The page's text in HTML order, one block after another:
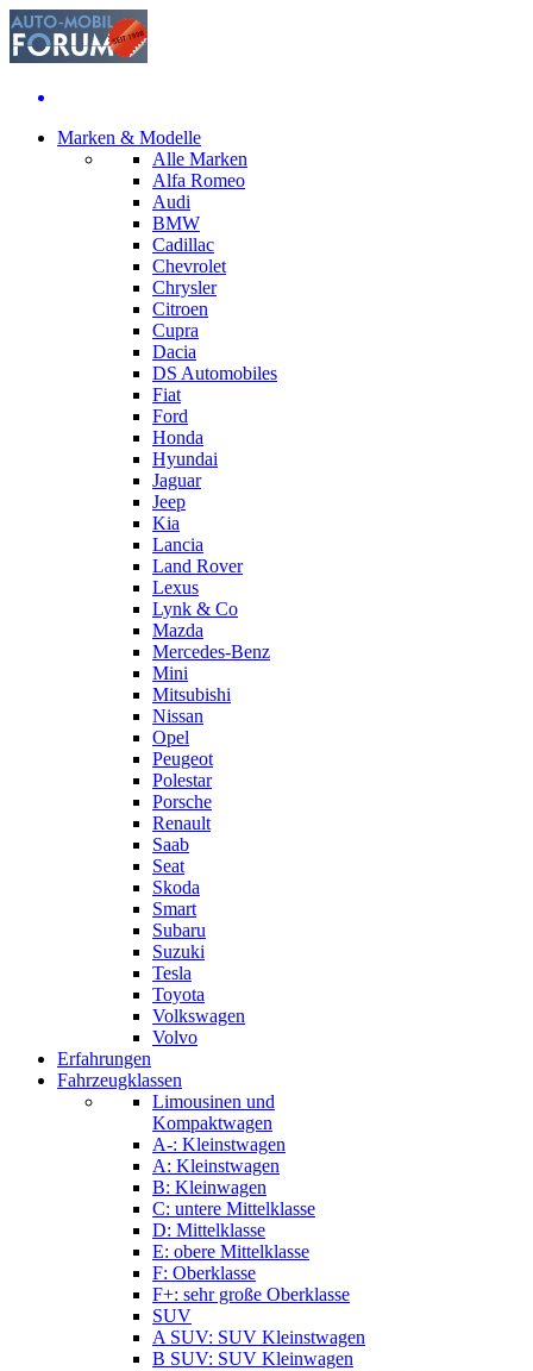
Marken & Modelle
Alle Marken
Alfa Romeo
Audi
BMW
Cadillac
Chevrolet
Chrysler
Citroen
Cupra
Dacia
DS Automobiles
Fiat
Ford
Honda
Hyundai
Jaguar
Jeep
Kia
Lancia
Land Rover
Lexus
Lynk & Co
Mazda
Mercedes-Benz
Mini
Mitsubishi
Nissan
Opel
Peugeot
Polestar
Porsche
Renault
Saab
Seat
Skoda
Smart
Subaru
Suzuki
Tesla
Toyota
Volkswagen
Volvo
Erfahrungen
Fahrzeugklassen
Limousinen und
Kompaktwagen
A-: Kleinstwagen
A: Kleinstwagen
B: Kleinwagen
C: untere Mittelklasse
D: Mittelklasse
E: obere Mittelklasse
F: Oberklasse
F+: sehr große Oberklasse
SUV
A SUV: SUV Kleinstwagen
B SUV: SUV Kleinwagen